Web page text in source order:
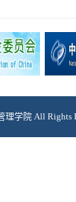
理学院 All